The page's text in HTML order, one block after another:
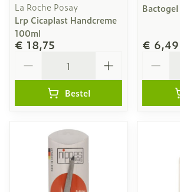
La Roche Posay
Lrp Cicaplast Handcreme
100ml
€ 18,75
Bestel
€ 6,49